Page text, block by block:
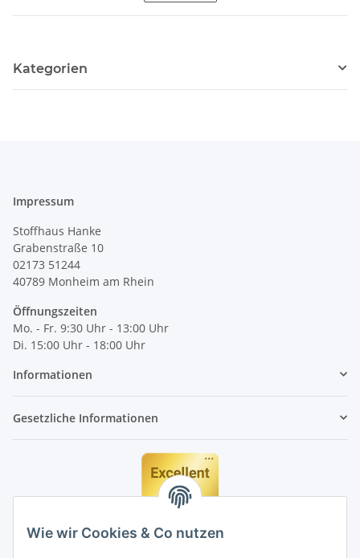
Wie wir Cookies & Co nutzen
Kategorien
Impressum
Stoffhaus Hanke
Grabenstraße 10
02173 51244
40789 Monheim am Rhein
Öffnungszeiten
Mo. - Fr. 9:30 Uhr - 13:00 Uhr
Di. 15:00 Uhr - 18:00 Uhr
Informationen
Gesetzliche Informationen